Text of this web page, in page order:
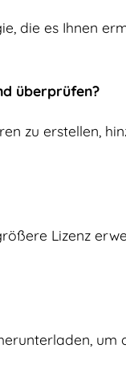
die es Ihnen
überprüfen?
zu erstellen,
Lizenz